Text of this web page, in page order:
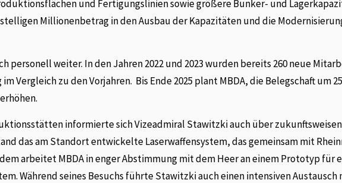
und Fertigungslinien sowie größere Bunker- und
Millionenbetrag in den Ausbau der Kapazitäten und die
personell weiter. In den Jahren 2022 und 2023 wurden bereits 260 neue
Vergleich zu den Vorjahren. Bis Ende 2025 plant MBDA, die Belegschaft um
informierte sich Vizeadmiral Stawitzki auch über
das am Standort entwickelte Laserwaffensystem, das gemeinsam mit
arbeitet MBDA in enger Abstimmung mit dem Heer an einem Prototyp für
Während seines Besuchs führte Stawitzki auch einen intensiven Austausch